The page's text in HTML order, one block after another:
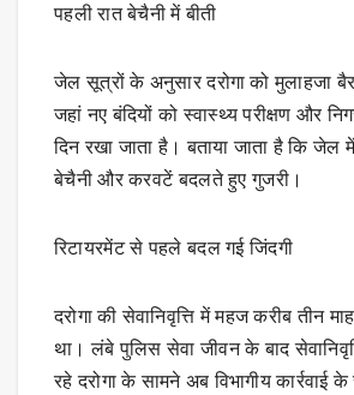
पहली रात बेचैनी में बीती
जेल सूत्रों के अनुसार दरोगा को मुलाहजा
जहां नए बंदियों को स्वास्थ्य परीक्षण और
दिन रखा जाता है। बताया जाता है कि जेल
बेचैनी और करवटें बदलते हुए गुजरी।
रिटायरमेंट से पहले बदल गई जिंदगी
दरोगा की सेवानिवृत्ति में महज करीब तीन
था। लंबे पुलिस सेवा जीवन के बाद
रहे दरोगा के सामने अब विभागीय कार्रवाई